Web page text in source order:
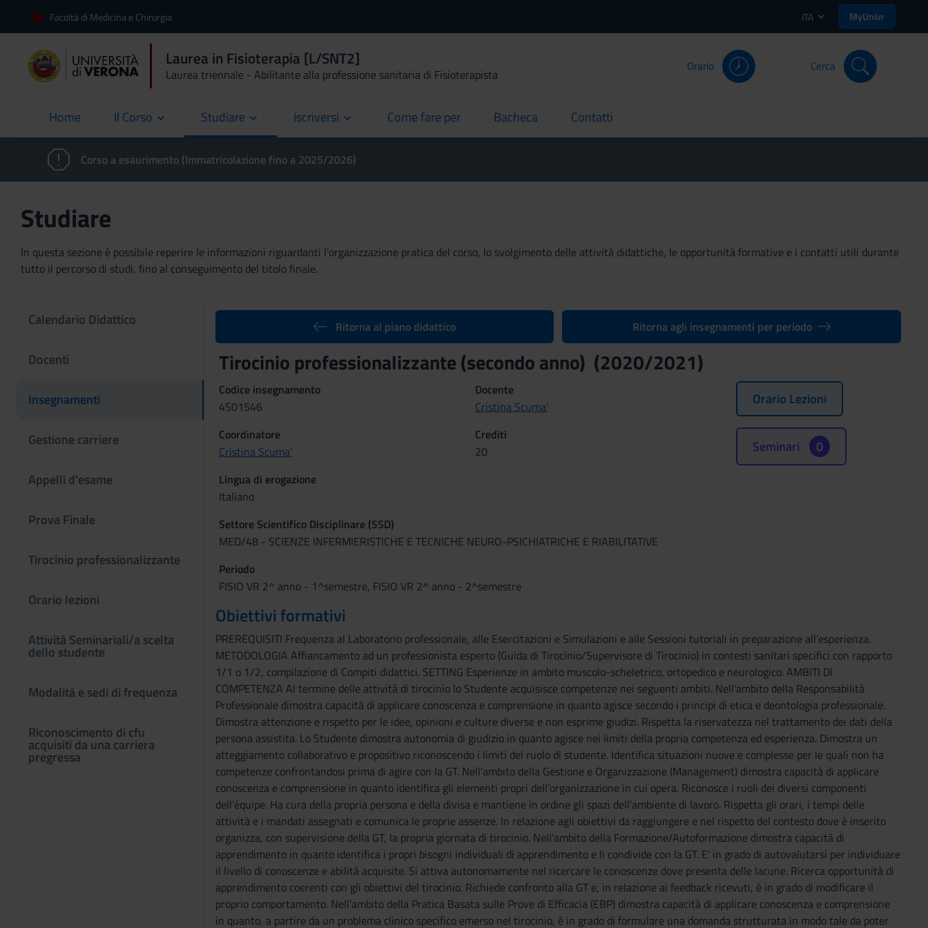
Facoltà di Medicina e Chirurgia ITA MyUnivr
Laurea in Fisioterapia [L/SNT2]
Laurea triennale - Abilitante alla professione sanitaria di Fisioterapista
Orario Cerca
Home
current Il Corso Studiare Iscriversi Come fare per
current Bacheca
current Contatti
current
Corso a esaurimento (Immatricolazione fino a 2025/2026)
Studiare
In questa sezione è possibile reperire le informazioni riguardanti l'organizzazione pratica del corso, lo svolgimento delle attività didattiche, le opportunità formative e i contatti utili durante
tutto il percorso di studi, fino al conseguimento del titolo finale.
Calendario Didattico
Docenti
Insegnamenti
Gestione carriere
Appelli d'esame
Prova Finale
Tirocinio professionalizzante
Orario lezioni
Attività Seminariali/a scelta
dello studente
Modalità e sedi di frequenza
Riconoscimento di cfu
acquisiti da una carriera
pregressa
Ritorna al piano didattico Ritorna agli insegnamenti per periodo
Tirocinio professionalizzante (secondo anno) (2020/2021)
Codice insegnamento
4S01546
Docente
Cristina Scuma'
Coordinatore
Cristina Scuma'
Crediti
20
Lingua di erogazione
Italiano
Settore Scientifico Disciplinare (SSD)
MED/48 - SCIENZE INFERMIERISTICHE E TECNICHE NEURO-PSICHIATRICHE E RIABILITATIVE
Periodo
FISIO VR 2^ anno - 1^semestre, FISIO VR 2^ anno - 2^semestre
Orario Lezioni
Seminari 0
Obiettivi formativi
PREREQUISITI Frequenza al Laboratorio professionale, alle Esercitazioni e Simulazioni e alle Sessioni tutoriali in preparazione all’esperienza.
METODOLOGIA Affiancamento ad un professionista esperto (Guida di Tirocinio/Supervisore di Tirocinio) in contesti sanitari specifici con rapporto
1/1 o 1/2, compilazione di Compiti didattici. SETTING Esperienze in ambito muscolo-scheletrico, ortopedico e neurologico. AMBITI DI
COMPETENZA Al termine delle attività di tirocinio lo Studente acquisisce competenze nei seguenti ambiti. Nell’ambito della Responsabilità
Professionale dimostra capacità di applicare conoscenza e comprensione in quanto agisce secondo i principi di etica e deontologia professionale.
Dimostra attenzione e rispetto per le idee, opinioni e culture diverse e non esprime giudizi. Rispetta la riservatezza nel trattamento dei dati della
persona assistita. Lo Studente dimostra autonomia di giudizio in quanto agisce nei limiti della propria competenza ed esperienza. Dimostra un
atteggiamento collaborativo e propositivo riconoscendo i limiti del ruolo di studente. Identifica situazioni nuove e complesse per le quali non ha
competenze confrontandosi prima di agire con la GT. Nell’ambito della Gestione e Organizzazione (Management) dimostra capacità di applicare
conoscenza e comprensione in quanto identifica gli elementi propri dell’organizzazione in cui opera. Riconosce i ruoli dei diversi componenti
dell’équipe. Ha cura della propria persona e della divisa e mantiene in ordine gli spazi dell’ambiente di lavoro. Rispetta gli orari, i tempi delle
attività e i mandati assegnati e comunica le proprie assenze. In relazione agli obiettivi da raggiungere e nel rispetto del contesto dove è inserito
organizza, con supervisione della GT, la propria giornata di tirocinio. Nell’ambito della Formazione/Autoformazione dimostra capacità di
apprendimento in quanto identifica i propri bisogni individuali di apprendimento e li condivide con la GT. E’ in grado di autovalutarsi per individuare
il livello di conoscenze e abilità acquisite. Si attiva autonomamente nel ricercare le conoscenze dove presenta delle lacune. Ricerca opportunità di
apprendimento coerenti con gli obiettivi del tirocinio. Richiede confronto alla GT e, in relazione ai feedback ricevuti, è in grado di modificare il
proprio comportamento. Nell’ambito della Pratica Basata sulle Prove di Efficacia (EBP) dimostra capacità di applicare conoscenza e comprensione
in quanto, a partire da un problema clinico specifico emerso nel tirocinio, è in grado di formulare una domanda strutturata in modo tale da poter